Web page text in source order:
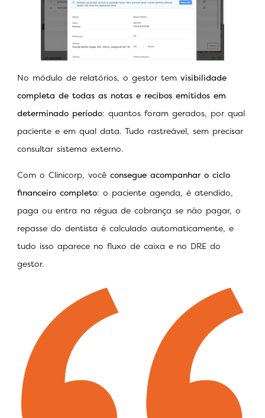
No módulo de relatórios, o gestor tem visibilidade
completa de todas as notas e recibos emitidos em
determinado período: quantos foram gerados, por qual
paciente e em qual data. Tudo rastreável, sem precisar
consultar sistema externo.
Com o Clinicorp, você consegue acompanhar o ciclo
financeiro completo: o paciente agenda, é atendido,
paga ou entra na régua de cobrança se não pagar, o
repasse do dentista é calculado automaticamente, e
tudo isso aparece no fluxo de caixa e no DRE do
gestor.